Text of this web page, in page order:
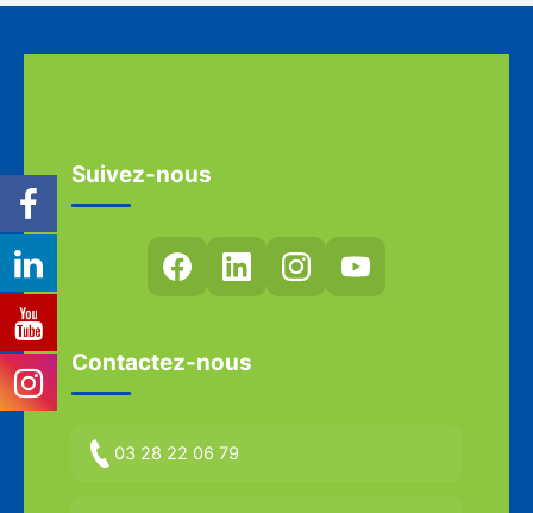
Suivez-nous
Contactez-nous
03 28 22 06 79